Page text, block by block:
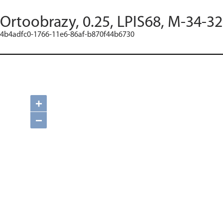
Ortoobrazy, 0.25, LPIS68, M-34-
4b4adfc0-1766-11e6-86af-b870f44b6730
+
−